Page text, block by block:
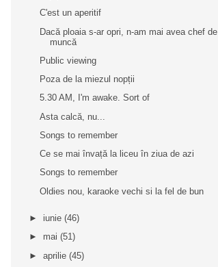
C'est un aperitif
Dacă ploaia s-ar opri, n-am mai avea chef de
muncă
Public viewing
Poza de la miezul nopții
5.30 AM, I'm awake. Sort of
Asta calcă, nu...
Songs to remember
Ce se mai învață la liceu în ziua de azi
Songs to remember
Oldies nou, karaoke vechi si la fel de bun
► iunie (46)
► mai (51)
► aprilie (45)